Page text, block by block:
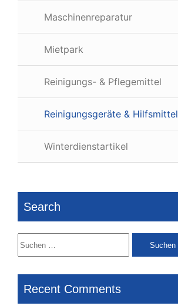
Maschinenreparatur
Mietpark
Reinigungs- & Pflegemittel
Reinigungsgeräte & Hilfsmittel
Winterdienstartikel
Search
Suchen
nach:
Recent Comments